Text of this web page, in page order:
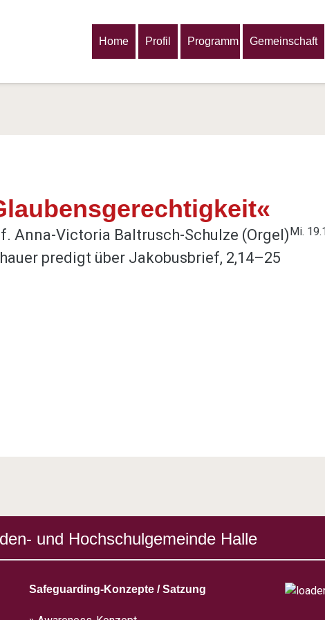
Home Profil Programm Gemeinschaft
Anna-Victoria Baltrusch-Schulze (Orgel)
predigt über Jakobusbrief, 2,14–25
Mi.
und Hochschulgemeinde Halle
Safeguarding-Konzepte / Satzung